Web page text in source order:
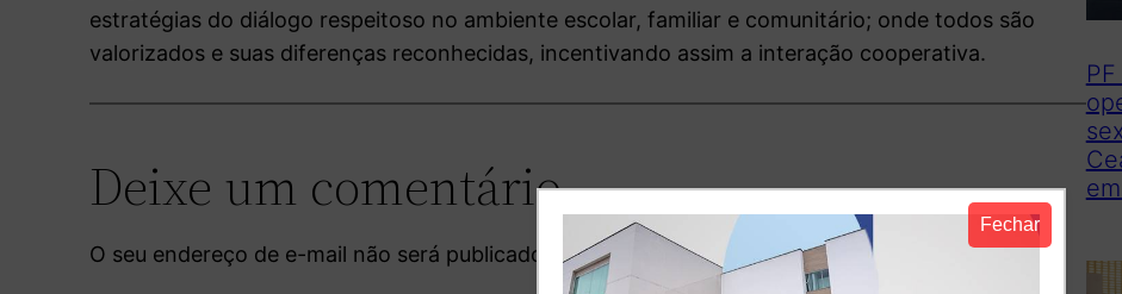
Fechar
estratégias do diálogo respeitoso no ambiente escolar, familiar e comunitário; onde todos são
valorizados e suas diferenças reconhecidas, incentivando assim a interação cooperativa.
Deixe um comentário
O seu endereço de e-mail não será publicado. Campos obrigatórios são marcados com*